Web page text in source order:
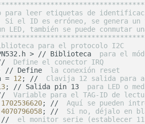
para leer etiquetas de
Si el ID es erróneo, se genera
también se puede conmutar
para el protocolo I2C
> // Biblioteca para el
Define el conector IRQ
// Define
la conexión reset
= 12; //
Clavija 12 salida para
; // Salida pin 13
para LED o
Variable para el TAG-ID de
1702536620; //
Aquí se pueden
4070796058; //
Si no, déjalo en
//
el monitor serie (establecer